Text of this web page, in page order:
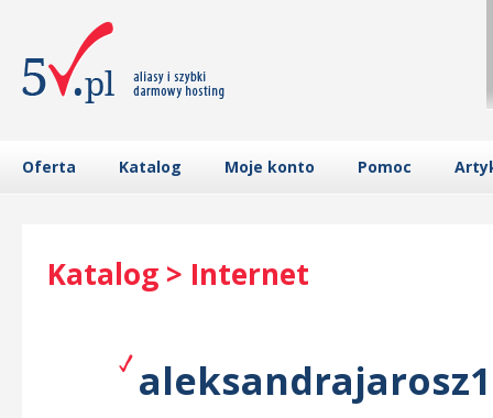
Oferta Katalog Moje konto Pomoc
Katalog > Internet